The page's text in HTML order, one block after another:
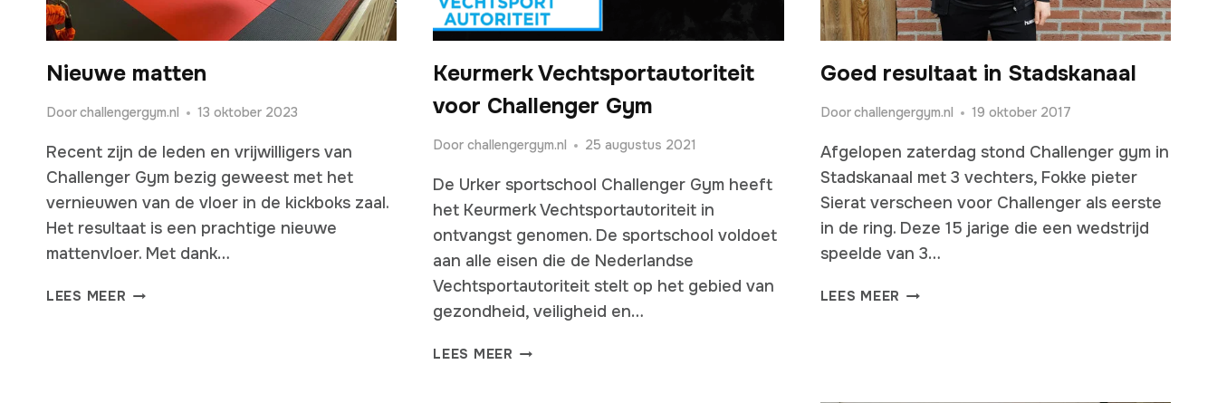
Nieuwe matten
Doorchallengergym.nl 13 oktober 2023
Recent zijn de leden en vrijwilligers van
Challenger Gym bezig geweest met het
vernieuwen van de vloer in de kickboks zaal.
Het resultaat is een prachtige nieuwe
mattenvloer. Met dank…
LEES MEER NIEUWE
Keurmerk Vechtsportautoriteit
voor Challenger Gym
Door challengergym.nl 25 augustus 2021
De Urker sportschool Challenger Gym heeft
het Keurmerk Vechtsportautoriteit in
ontvangst genomen. De sportschool voldoet
aan alle eisen die de Nederlandse
Vechtsportautoriteit stelt op het gebied van
gezondheid, veiligheid en…
LEES MEER KEURMERK
Goed resultaat in Stadskanaal
Doorchallengergym.nl 19 oktober 2017
Afgelopen zaterdag stond Challenger gym in
Stadskanaal met 3 vechters, Fokke pieter
Sierat verscheen voor Challenger als eerste
in de ring. Deze 15 jarige die een wedstrijd
speelde van 3…
LEES MEER GOED